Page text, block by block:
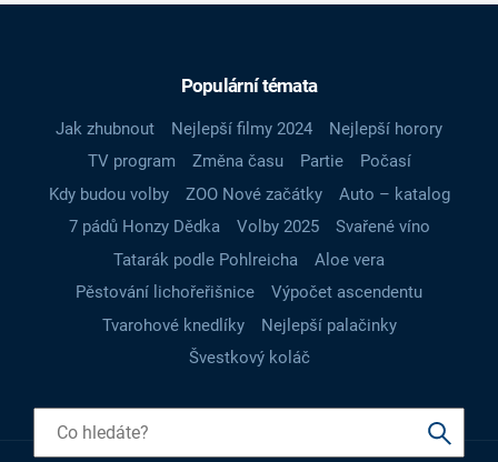
Populární témata
Jak zhubnout Nejlepší filmy 2024
Nejlepší horory
TV program
Změna času Partie
Počasí
Kdy budou volby
ZOO Nové začátky
Auto – katalog
7 pádů Honzy Dědka
Volby 2025
Svařené víno
Tatarák podle Pohlreicha
Aloe vera
Pěstování lichořeřišnice
Výpočet ascendentu
Tvarohové knedlíky
Nejlepší palačinky
Švestkový koláč